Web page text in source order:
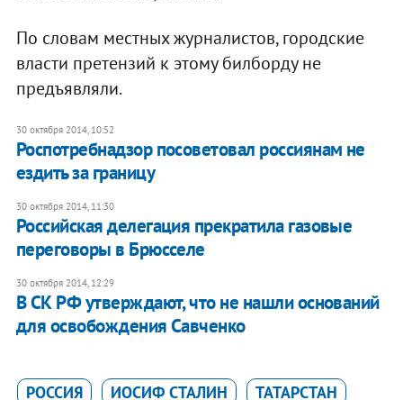
По словам местных журналистов, городские
власти претензий к этому билборду не
предъявляли.
30 октября 2014, 10:52
Роспотребнадзор посоветовал россиянам не
ездить за границу
30 октября 2014, 11:30
Российская делегация прекратила газовые
переговоры в Брюсселе
30 октября 2014, 12:29
В СК РФ утверждают, что не нашли оснований
для освобождения Савченко
РОССИЯ ИОСИФ СТАЛИН ТАТАРСТАН